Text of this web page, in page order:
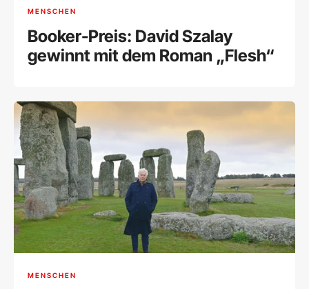
MENSCHEN
Booker-Preis: David Szalay
gewinnt mit dem Roman „Flesh“
MENSCHEN